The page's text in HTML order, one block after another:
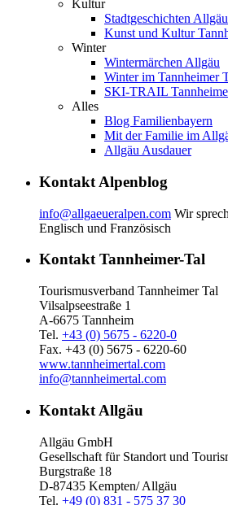
Kultur
Stadtgeschichten Allgäu
Kunst und Kultur
Winter
Wintermärchen Allgäu
Winter im Tannheimer
SKI-TRAIL
Alles
Blog Familienbayern
Mit der Familie im
Allgäu Ausdauer
Kontakt Alpenblog
info@allgaeueralpen.com Wir
Englisch und Französisch
Kontakt Tannheimer-Tal
Tourismusverband Tannheimer Tal
Vilsalpseestraße 1
A-6675 Tannheim
Tel. +43 (0) 5675 - 6220-0
Fax. +43 (0) 5675 - 6220-60
www.tannheimertal.com
info@tannheimertal.com
Kontakt Allgäu
Allgäu GmbH
Gesellschaft für Standort und
Burgstraße 18
D-87435 Kempten/ Allgäu
Tel. +49 (0) 831 - 575 37 30